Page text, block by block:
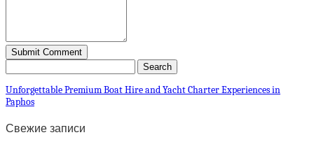
Unforgettable Premium Boat Hire and Yacht Charter Experiences in
Paphos
Свежие записи